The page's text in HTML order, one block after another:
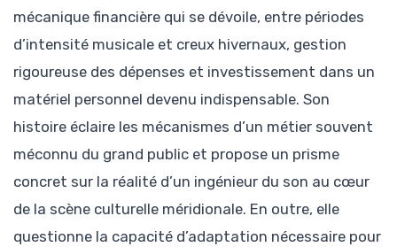
mécanique financière qui se dévoile, entre périodes
d’intensité musicale et creux hivernaux, gestion
rigoureuse des dépenses et investissement dans un
matériel personnel devenu indispensable. Son
histoire éclaire les mécanismes d’un métier souvent
méconnu du grand public et propose un prisme
concret sur la réalité d’un ingénieur du son au cœur
de la scène culturelle méridionale. En outre, elle
questionne la capacité d’adaptation nécessaire pour